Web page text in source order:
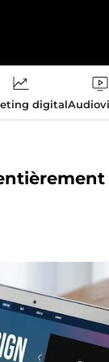
digital